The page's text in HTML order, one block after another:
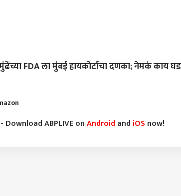
FDA ला मुंबई हायकोर्टाचा दणका; नेमकं काय
ABPLIVE onAndroid and iOS now!